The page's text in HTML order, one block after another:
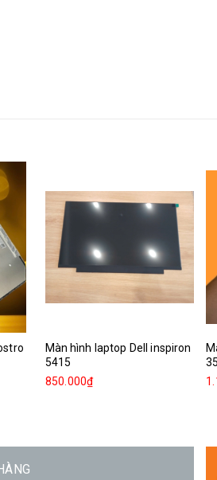
Màn hình laptop Dell inspiron
5415
850.000₫